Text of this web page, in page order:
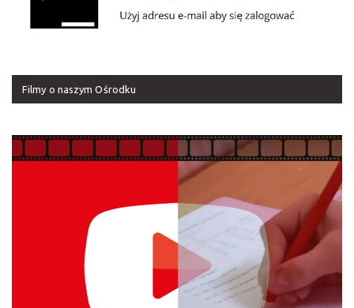
Filmy o naszym Ośrodku